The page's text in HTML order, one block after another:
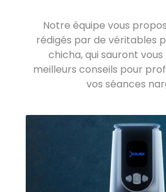
Notre équipe vous
rédigés par de véritables
chicha, qui sauront
meilleurs conseils pour
vos séances